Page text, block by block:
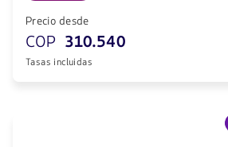
Precio desde
COP 310.540
Tasas incluidas